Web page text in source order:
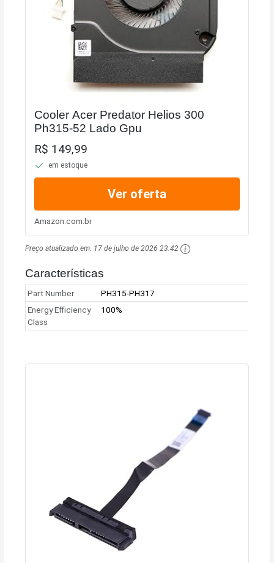
Cooler Acer Predator Helios 300
Ph315-52 Lado Gpu
R$ 149,99
em estoque
Ver oferta
Amazon.com.br
Preço atualizado em: 17 de julho de 2026 23:42
Características
Part Number
PH315-PH317
Energy Efficiency
Class
100%